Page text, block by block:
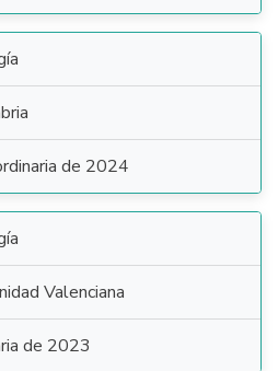
de 2024
Valenciana
de 2023